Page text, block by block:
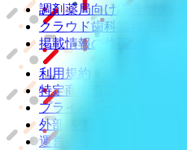
調剤薬局向け統合型クラ
クラウド歯科業務
掲載情報の修正・削除は
利用規約
特定商取引法に基づく表
プライバシーポリシー
外部送信ポリシー
運営会社